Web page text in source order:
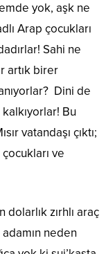
yok, aşk ne
Arap çocukları
Sahi ne
artık birer
Dini de
Bu
vatandaşı çıktı;
ve
dolarlık zırhlı araç
adamın neden